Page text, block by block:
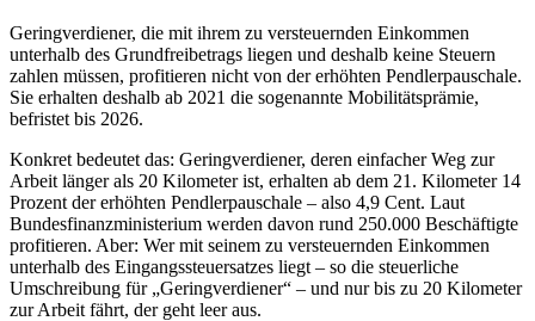
Geringverdiener, die mit ihrem zu versteuernden Einkommen
unterhalb des Grundfreibetrags liegen und deshalb keine Steuern
zahlen müssen, profitieren nicht von der erhöhten Pendlerpauschale.
Sie erhalten deshalb ab 2021 die sogenannte Mobilitätsprämie,
befristet bis 2026.
Konkret bedeutet das: Geringverdiener, deren einfacher Weg zur
Arbeit länger als 20 Kilometer ist, erhalten ab dem 21. Kilometer 14
Prozent der erhöhten Pendlerpauschale – also 4,9 Cent. Laut
Bundesfinanzministerium werden davon rund 250.000 Beschäftigte
profitieren. Aber: Wer mit seinem zu versteuernden Einkommen
unterhalb des Eingangssteuersatzes liegt – so die steuerliche
Umschreibung für „Geringverdiener“ – und nur bis zu 20 Kilometer
zur Arbeit fährt, der geht leer aus.